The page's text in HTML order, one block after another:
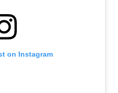
on Instagram